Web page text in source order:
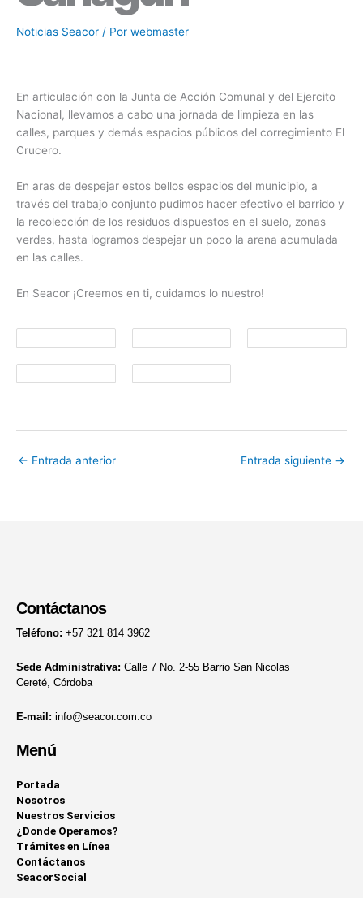
Noticias Seacor / Por webmaster
En articulación con la Junta de Acción Comunal y del Ejercito
Nacional, llevamos a cabo una jornada de limpieza en las
calles, parques y demás espacios públicos del corregimiento El
Crucero.
En aras de despejar estos bellos espacios del municipio, a
través del trabajo conjunto pudimos hacer efectivo el barrido y
la recolección de los residuos dispuestos en el suelo, zonas
verdes, hasta logramos despejar un poco la arena acumulada
en las calles.
En Seacor ¡Creemos en ti, cuidamos lo nuestro!
← Entrada anterior Entrada siguiente →
Contáctanos
Teléfono: +57 321 814 3962
Sede Administrativa: Calle 7 No. 2-55 Barrio San Nicolas
Cereté, Córdoba
E-mail: info@seacor.com.co
Menú
Portada
Nosotros
Nuestros Servicios
¿Donde Operamos?
Trámites en Línea
Contáctanos
SeacorSocial